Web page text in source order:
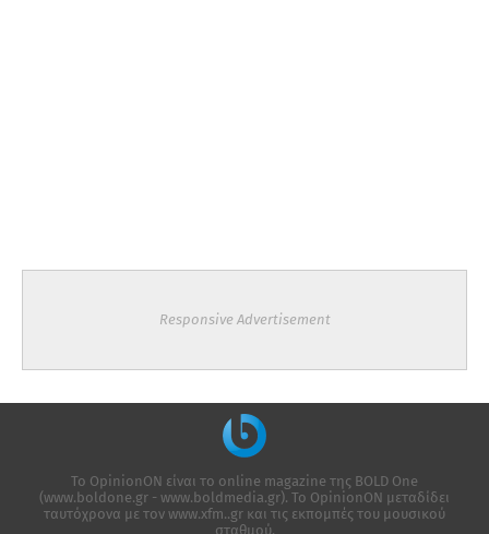
Responsive Advertisement
Το OpinionON είναι το online magazine της ΒΟLD One
(www.boldone.gr - www.boldmedia.gr). Το OpinionON μεταδίδει
ταυτόχρονα με τον www.xfm..gr και τις εκπομπές του μουσικού
σταθμού.